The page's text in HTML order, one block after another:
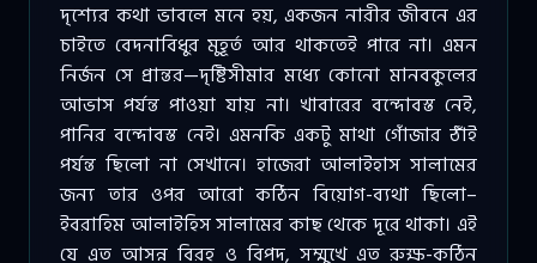
দৃশ্যের কথা ভাবলে মনে হয়, একজন নারীর জীবনে এর
চাইতে বেদনাবিধুর মুহূর্ত আর থাকতেই পারে না। এমন
নির্জন সে প্রান্তর—দৃষ্টিসীমার মধ্যে কোনো মানবকুলের
আভাস পর্যন্ত পাওয়া যায় না। খাবারের বন্দোবস্ত নেই,
পানির বন্দোবস্ত নেই। এমনকি একটু মাথা গোঁজার ঠাঁই
পর্যন্ত ছিলো না সেখানে। হাজেরা আলাইহাস সালামের
জন্য তার ওপর আরো কঠিন বিয়োগ-ব্যথা ছিলো–
ইবরাহিম আলাইহিস সালামের কাছ থেকে দূরে থাকা। এই
যে এত আসন্ন বিরহ ও বিপদ, সম্মুখে এত রুক্ষ-কঠিন